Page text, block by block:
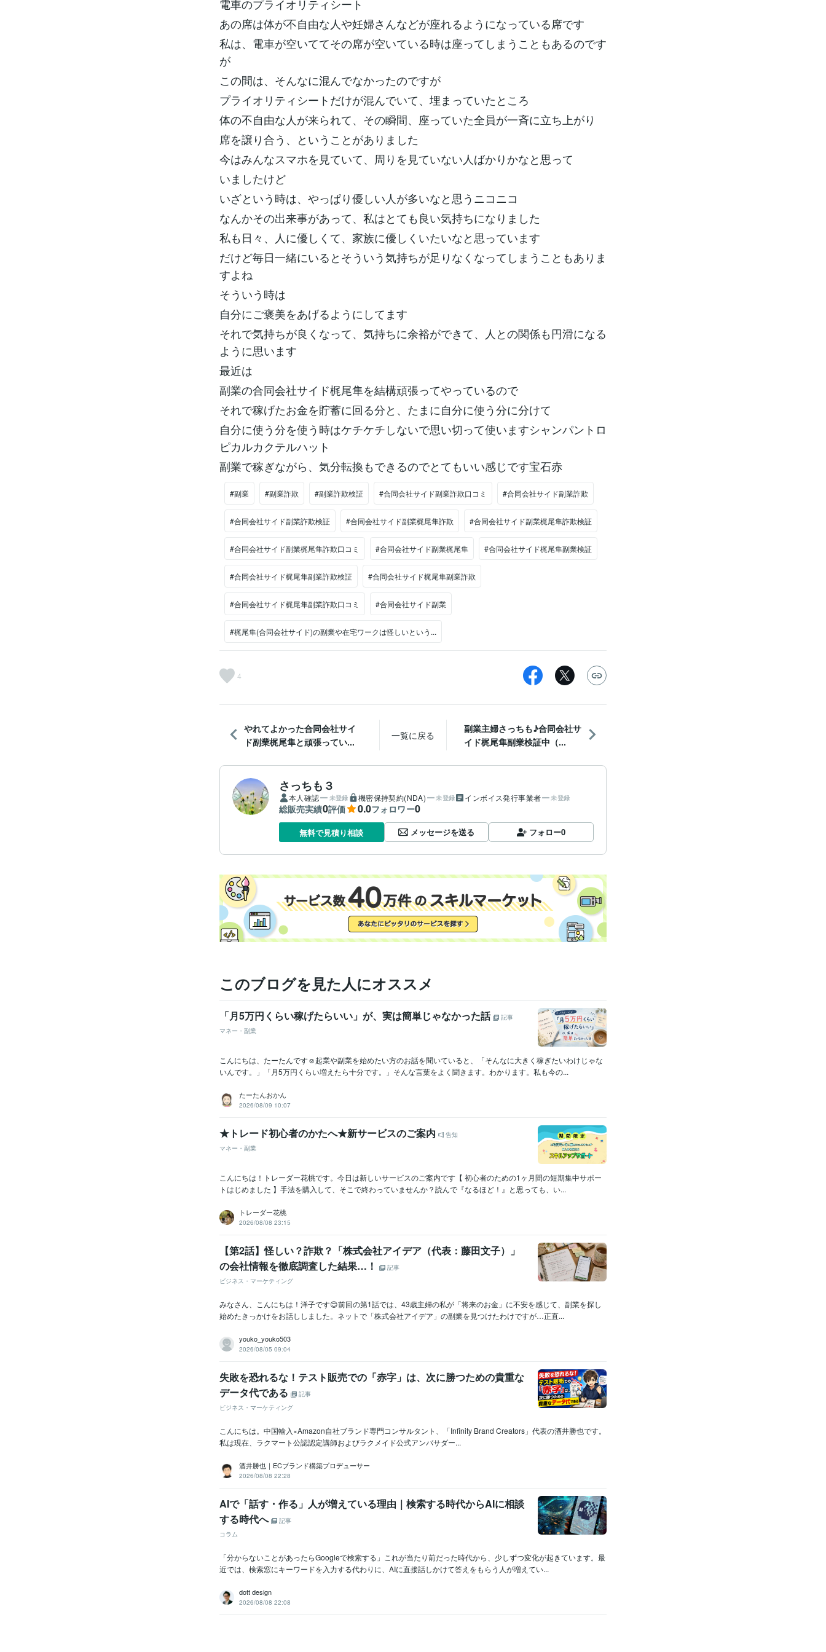
電車のプライオリティシート
あの席は体が不自由な人や妊婦さんなどが座れるようになっている席です
私は、電車が空いててその席が空いている時は座ってしまうこともあるのです
が
この間は、そんなに混んでなかったのですが
プライオリティシートだけが混んでいて、埋まっていたところ
体の不自由な人が来られて、その瞬間、座っていた全員が一斉に立ち上がり
席を譲り合う、ということがありました
今はみんなスマホを見ていて、周りを見ていない人ばかりかなと思って
いましたけど
いざという時は、やっぱり優しい人が多いなと思うニコニコ
なんかその出来事があって、私はとても良い気持ちになりました
私も日々、人に優しくて、家族に優しくいたいなと思っています
だけど毎日一緒にいるとそういう気持ちが足りなくなってしまうこともありま
すよね
そういう時は
自分にご褒美をあげるようにしてます
それで気持ちが良くなって、気持ちに余裕ができて、人との関係も円滑になる
ように思います
最近は
副業の合同会社サイド梶尾隼を結構頑張ってやっているので
それで稼げたお金を貯蓄に回る分と、たまに自分に使う分に分けて
自分に使う分を使う時はケチケチしないで思い切って使いますシャンパントロ
ピカルカクテルハット
副業で稼ぎながら、気分転換もできるのでとてもいい感じです宝石赤
#副業 #副業詐欺 #副業詐欺検証 #合同会社サイド副業詐欺口コミ #合同会社サイド副業詐欺
#合同会社サイド副業詐欺検証 #合同会社サイド副業梶尾隼詐欺 #合同会社サイド副業梶尾隼詐欺検証
#合同会社サイド副業梶尾隼詐欺口コミ #合同会社サイド副業梶尾隼 #合同会社サイド梶尾隼副業検証
#合同会社サイド梶尾隼副業詐欺検証 #合同会社サイド梶尾隼副業詐欺
#合同会社サイド梶尾隼副業詐欺口コミ #合同会社サイド副業
#梶尾隼(合同会社サイド)の副業や在宅ワークは怪しいという...
4
やれてよかった合同会社サイ
ド副業梶尾隼と頑張ってい...
一覧に戻る
副業主婦さっちも♪合同会社サ
イド梶尾隼副業検証中（...
さっちも３
本人確認 未登録 機密保持契約(NDA) 未登録 インボイス発行事業者 未登録
総販売実績0評価 0.0フォロワー0
無料で見積り相談 メッセージを送る フォロー0
このブログを見た人にオススメ
「月5万円くらい稼げたらいい」が、実は簡単じゃなかった話
記事
マネー・副業
こんにちは、たーたんです☺️起業や副業を始めたい方のお話を聞いていると、「そんなに大きく稼ぎたいわけじゃな
いんです。」「月5万円くらい増えたら十分です。」そんな言葉をよく聞きます。わかります。私も今の...
たーたんおかん
2026/08/09 10:07
★トレード初心者のかたへ★新サービスのご案内
告知
マネー・副業
こんにちは！トレーダー花桃です。今日は新しいサービスのご案内です【 初心者のための1ヶ月間の短期集中サポー
トはじめました 】手法を購入して、そこで終わっていませんか？読んで『なるほど！』と思っても、い...
トレーダー花桃
2026/08/08 23:15
【第2話】怪しい？詐欺？「株式会社アイデア（代表：藤田文子）」
の会社情報を徹底調査した結果…！
記事
ビジネス・マーケティング
みなさん、こんにちは！洋子です😊前回の第1話では、43歳主婦の私が「将来のお金」に不安を感じて、副業を探し
始めたきっかけをお話ししました。ネットで「株式会社アイデア」の副業を見つけたわけですが…正直...
youko_youko503
2026/08/05 09:04
失敗を恐れるな！テスト販売での「赤字」は、次に勝つための貴重な
データ代である
記事
ビジネス・マーケティング
こんにちは。中国輸入×Amazon自社ブランド専門コンサルタント、「Infinity Brand Creators」代表の酒井勝也です。
私は現在、ラクマート公認認定講師およびラクメイド公式アンバサダー...
酒井勝也｜ECブランド構築プロデューサー
2026/08/08 22:28
AIで「話す・作る」人が増えている理由｜検索する時代からAIに相談
する時代へ
記事
コラム
「分からないことがあったらGoogleで検索する」これが当たり前だった時代から、少しずつ変化が起きています。最
近では、検索窓にキーワードを入力する代わりに、AIに直接話しかけて答えをもらう人が増えてい...
dott design
2026/08/08 22:08